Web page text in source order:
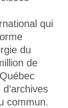
qui
du
de
commun.